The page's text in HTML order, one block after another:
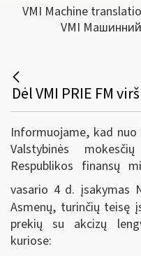
VMI Machine
VMI
Informuojame, kad
Valstybinės
Respublikos finansų
vasario 4 d. įsakymas
Asmenų, turinčių teisę
prekių su akcizų
kuriose: